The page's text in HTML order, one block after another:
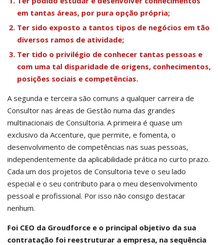
em tantas áreas, por pura opção própria;
Ter sido exposto a tantos tipos de negócios em tão
diversos ramos de atividade;
Ter tido o privilégio de conhecer tantas pessoas e
com uma tal disparidade de origens, conhecimentos,
posições sociais e competências.
A segunda e terceira são comuns a qualquer carreira de
Consultor nas áreas de Gestão numa das grandes
multinacionais de Consultoria. A primeira é quase um
exclusivo da Accenture, que permite, e fomenta, o
desenvolvimento de competências nas suas pessoas,
independentemente da aplicabilidade prática no curto prazo.
Cada um dos projetos de Consultoria teve o seu lado
especial e o seu contributo para o meu desenvolvimento
pessoal e profissional. Por isso não consigo destacar
nenhum.
Foi CEO da Groudforce e o principal objetivo da sua
contratação foi reestruturar a empresa, na sequência